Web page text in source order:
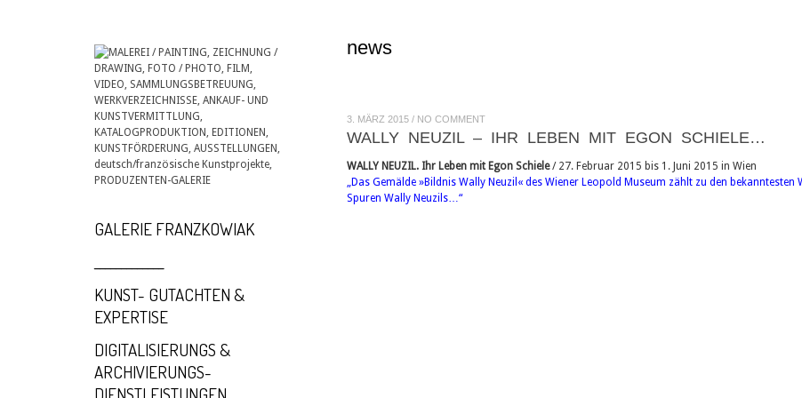
GALERIE FRANZKOWIAK
KUNST- GUTACHTEN &
EXPERTISE
DIGITALISIERUNGS &
ARCHIVIERUNGS-
news
3. MÄRZ 2015 / NO COMMENT
WALLY NEUZIL – IHR LEBEN MIT EGON SCHIELE…
WALLY NEUZIL. Ihr Leben mit Egon Schiele/ 27. Februar 2015 bis 1. Juni 2015 in Wien
„Das Gemälde »Bildnis Wally Neuzil« des Wiener Leopold Museum zählt zu den
Spuren Wally Neuzils…“